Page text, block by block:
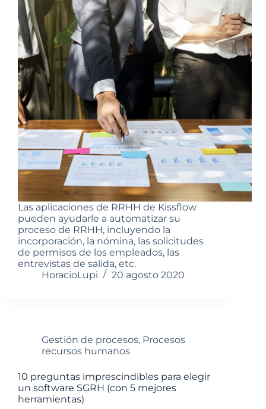
Las aplicaciones de RRHH de Kissflow
pueden ayudarle a automatizar su
proceso de RRHH, incluyendo la
incorporación, la nómina, las solicitudes
de permisos de los empleados, las
entrevistas de salida, etc.
HoracioLupi
20 agosto 2020
Gestión de procesos, Procesos
recursos humanos
10 preguntas imprescindibles para elegir
un software SGRH (con 5 mejores
herramientas)